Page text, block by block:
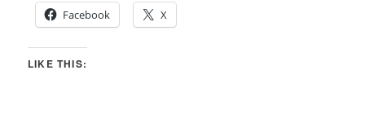
Facebook
X
LIKE THIS: